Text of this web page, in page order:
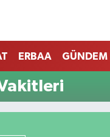
ERBAA GÜNDEM